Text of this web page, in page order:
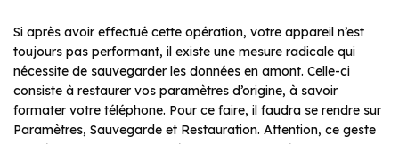
Si après avoir effectué cette opération, votre appareil n’est
toujours pas performant, il existe une mesure radicale qui
nécessite de sauvegarder les données en amont. Celle-ci
consiste à restaurer vos paramètres d’origine, à savoir
formater votre téléphone. Pour ce faire, il faudra se rendre sur
Paramètres, Sauvegarde et Restauration. Attention, ce geste